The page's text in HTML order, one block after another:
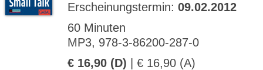
Erscheinungstermin: 09.02.2012
60 Minuten
MP3, 978-3-86200-287-0
€ 16,90 (D) | € 16,90 (A)